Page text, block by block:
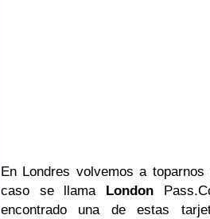
En Londres volvemos a
caso se llama London
encontrado una de estas